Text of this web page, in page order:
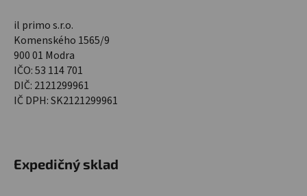
il primo s.r.o.
Komenského 1565/9
900 01 Modra
IČO: 53 114 701
DIČ: 2121299961
IČ DPH: SK2121299961
Expedičný sklad